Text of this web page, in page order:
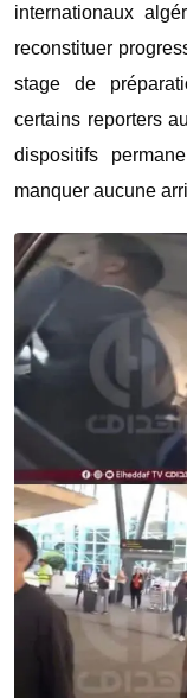
internationaux
reconstituer
stage de
certains reporters
dispositifs
manquer aucune